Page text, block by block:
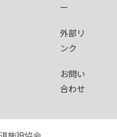
ー
外部リ
ンク
お問い
合わせ